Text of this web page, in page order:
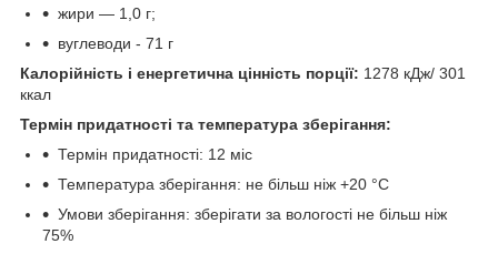
жири — 1,0 г;
вуглеводи - 71 г
Калорійність і енергетична цінність порції: 1278 кДж/ 301
ккал
Термін придатності та температура зберігання:
Термін придатності: 12 міс
Температура зберігання: не більш ніж +20 °C
Умови зберігання: зберігати за вологості не більш ніж
75%